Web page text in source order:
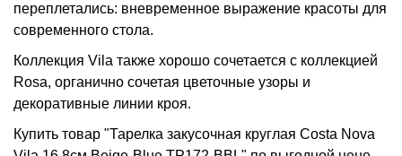
переплетались: вневременное выражение красоты для
современного стола.
Коллекция Vila также хорошо сочетается с коллекцией
Rosa, органично сочетая цветочные узоры и
декоративные линии кроя.
Купить товар "Тарелка закусочная круглая Costa Nova